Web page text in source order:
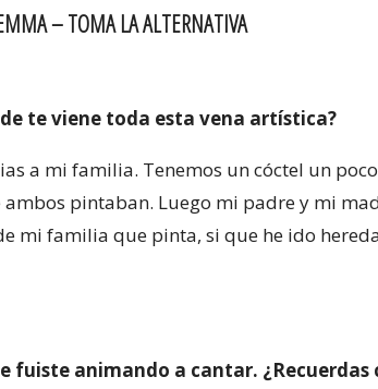
– TOMA LA ALTERNATIVA
te viene toda esta vena artística?
a mi familia. Tenemos un cóctel un
pintaban. Luego mi padre y mi
mi familia que pinta, si que he ido
fuiste animando a cantar.